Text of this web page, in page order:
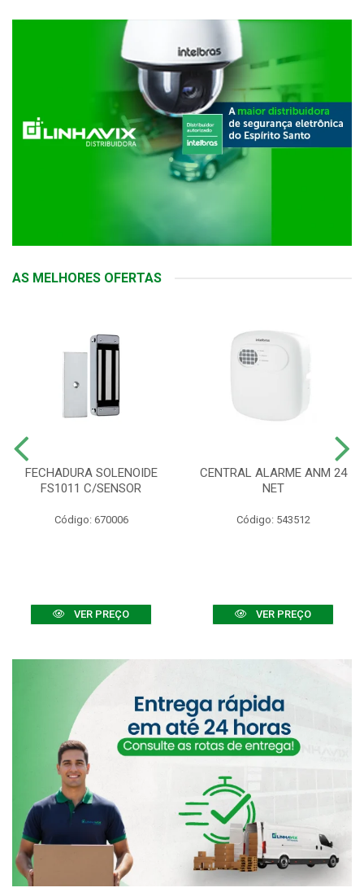
AS MELHORES OFERTAS
FECHADURA SOLENOIDE
FS1011 C/SENSOR
Código: 670006
VER PREÇO
CENTRAL ALARME ANM 24
NET
Código: 543512
VER PREÇO